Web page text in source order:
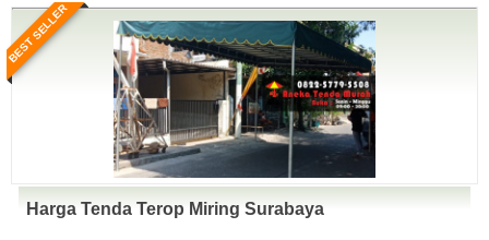
BEST SELLER
Harga Tenda Terop Miring Surabaya